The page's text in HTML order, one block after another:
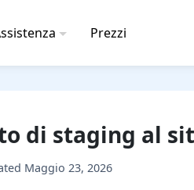
Prezzi
di staging al
Maggio 23, 2026